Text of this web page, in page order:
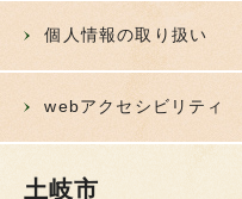
個人情報の取り扱い
webアクセシビリティ
土岐市